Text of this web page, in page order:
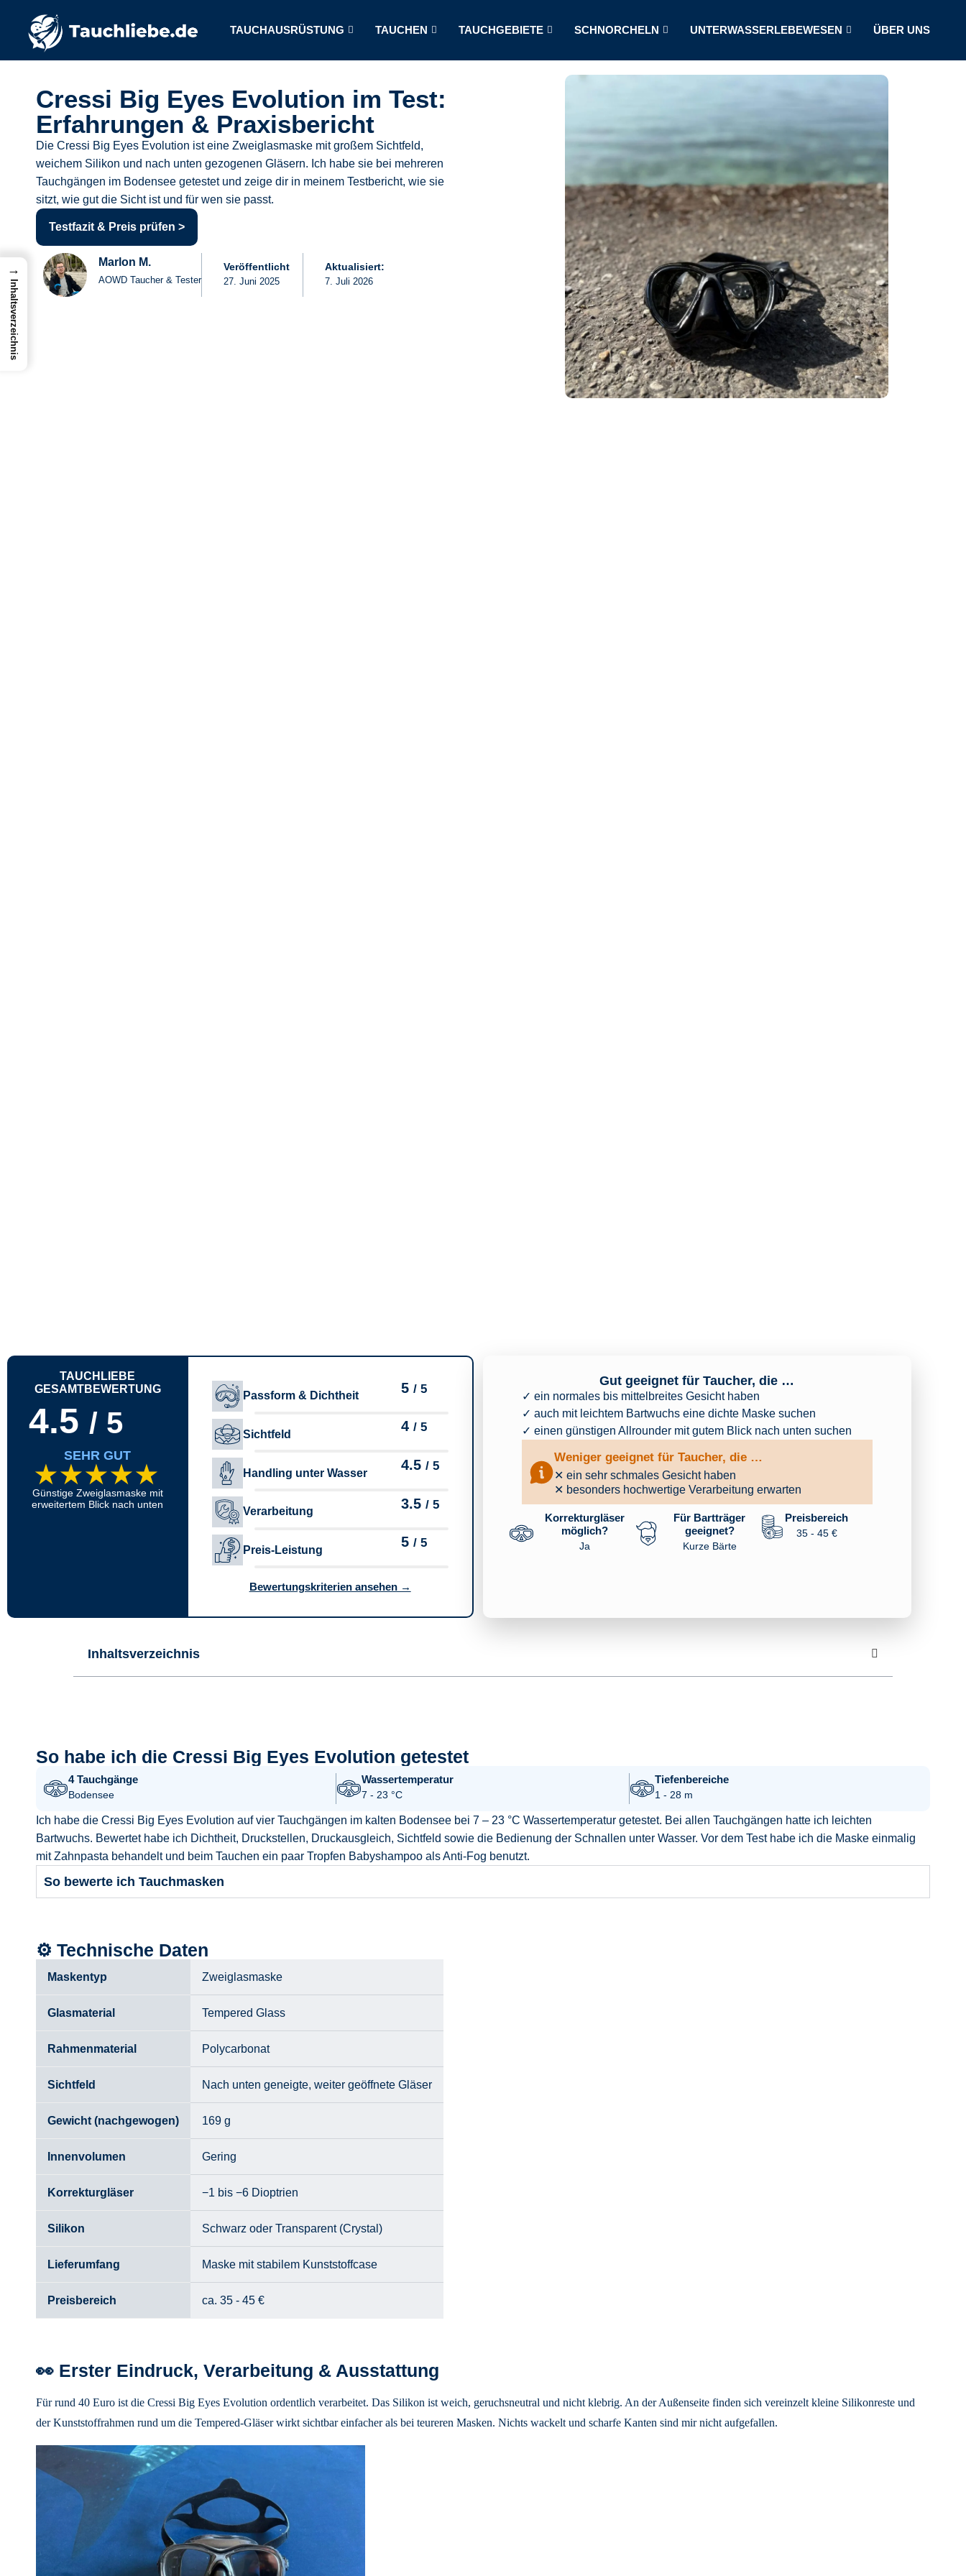
TAUCHAUSRÜSTUNG TAUCHEN TAUCHGEBIETE SCHNORCHELN UNTERWASSERLEBEWESEN ÜBER UNS
Cressi Big Eyes Evolution im Test:
Erfahrungen & Praxisbericht
Die Cressi Big Eyes Evolution ist eine Zweiglasmaske mit großem Sichtfeld,
weichem Silikon und nach unten gezogenen Gläsern. Ich habe sie bei mehreren
Tauchgängen im Bodensee getestet und zeige dir in meinem Testbericht, wie sie
sitzt, wie gut die Sicht ist und für wen sie passt.
Testfazit & Preis prüfen >
Marlon M.
AOWD Taucher & Tester
Veröffentlicht
27. Juni 2025
Aktualisiert:
7. Juli 2026
TAUCHLIEBE
GESAMTBEWERTUNG
4.5 / 5
SEHR GUT
★★★★★
Günstige Zweiglasmaske mit
erweitertem Blick nach unten
Passform & Dichtheit 5 / 5
Sichtfeld 4 / 5
Handling unter Wasser 4.5 / 5
Verarbeitung 3.5 / 5
Preis-Leistung​ 5 / 5
Bewertungskriterien ansehen →
Gut geeignet für Taucher, die …
✓ ein normales bis mittelbreites Gesicht haben
✓ auch mit leichtem Bartwuchs eine dichte Maske suchen
✓ einen günstigen Allrounder mit gutem Blick nach unten suchen
Weniger geeignet für Taucher, die …
✕ ein sehr schmales Gesicht haben
✕ besonders hochwertige Verarbeitung erwarten
Korrekturgläser
möglich?
Ja
Für Bartträger
geeignet?
Kurze Bärte
Preisbereich
35 - 45 €
Inhaltsverzeichnis
So habe ich die Cressi Big Eyes Evolution getestet
4 Tauchgänge
Bodensee
Wassertemperatur
7 - 23 °C
Tiefenbereiche
1 - 28 m
Ich habe die Cressi Big Eyes Evolution auf vier Tauchgängen im kalten Bodensee bei 7 – 23 °C Wassertemperatur getestet. Bei allen Tauchgängen hatte ich leichten
Bartwuchs. Bewertet habe ich Dichtheit, Druckstellen, Druckausgleich, Sichtfeld sowie die Bedienung der Schnallen unter Wasser. Vor dem Test habe ich die Maske einmalig
mit Zahnpasta behandelt und beim Tauchen ein paar Tropfen Babyshampoo als Anti-Fog benutzt.
So bewerte ich Tauchmasken
⚙️ Technische Daten
Maskentyp Zweiglasmaske
Glasmaterial Tempered Glass
Rahmenmaterial Polycarbonat
Sichtfeld Nach unten geneigte, weiter geöffnete Gläser
Gewicht (nachgewogen) 169 g
Innenvolumen Gering
Korrekturgläser −1 bis −6 Dioptrien
Silikon Schwarz oder Transparent (Crystal)
Lieferumfang Maske mit stabilem Kunststoffcase
Preisbereich ca. 35 - 45 €
👀 Erster Eindruck, Verarbeitung & Ausstattung
Für rund 40 Euro ist die Cressi Big Eyes Evolution ordentlich verarbeitet. Das Silikon ist weich, geruchsneutral und nicht klebrig. An der Außenseite finden sich vereinzelt kleine Silikonreste und
der Kunststoffrahmen rund um die Tempered-Gläser wirkt sichtbar einfacher als bei teureren Masken. Nichts wackelt und scharfe Kanten sind mir nicht aufgefallen.
→
Inhaltsverzeichnis